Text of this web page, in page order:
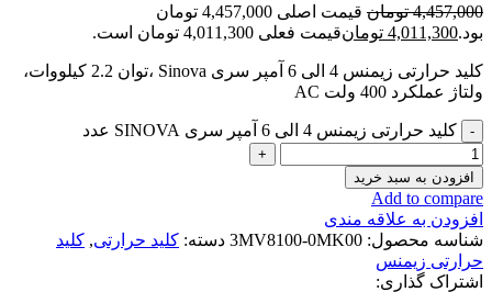
4,457,000 تومان
قیمت اصلی 4,457,000 تومان
بود.4,011,300 تومانقیمت فعلی 4,011,300 تومان است.
کلید حرارتی زیمنس 4 الی 6 آمپر سری Sinova ،توان 2.2 کیلووات،
ولتاژ عملکرد 400 ولت AC
کلید حرارتی زیمنس 4 الی 6 آمپر سری SINOVA عدد
افزودن به سبد خرید
Add to compare
افزودن به علاقه مندی
شناسه محصول: 3MV8100-0MK00 دسته: کلید حرارتی, کلید
حرارتی زیمنس
اشتراک گذاری: